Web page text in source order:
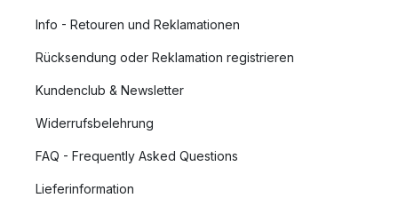
Info - Retouren und Reklamationen
Rücksendung oder Reklamation registrieren
Kundenclub & Newsletter
Widerrufsbelehrung
FAQ - Frequently Asked Questions
Lieferinformation